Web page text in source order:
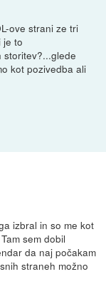
ove strani ze tri
je to
storitev?...glede
kot pozivedba ali
izbral in so me kot
sem dobil
da naj počakam
straneh možno